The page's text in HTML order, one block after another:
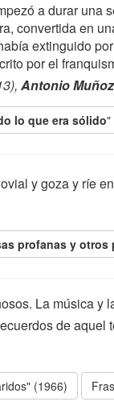
a durar una
convertida en
extinguido
por el
Antonio
lo que era sólido"
y goza y ríe
profanas y otros
La música y
de aquel
(1966)